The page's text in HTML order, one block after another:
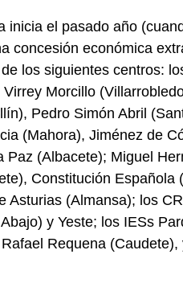
inicia el pasado año
concesión económica
los siguientes centros:
Morcillo
Pedro Simón Abril
(Mahora), Jiménez de
Paz (Albacete); Miguel
Constitución Española
Asturias (Almansa); los
y Yeste; los IESs
Requena